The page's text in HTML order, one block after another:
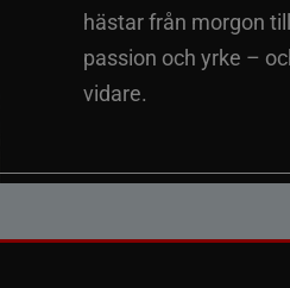
hästar från morgon
passion och yrke –
vidare.